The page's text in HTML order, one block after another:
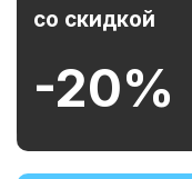
со скидкой
-20%